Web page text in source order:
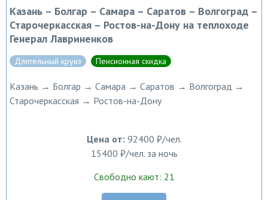
Казань – Болгар – Самара – Саратов – Волгоград –
Старочеркасская – Ростов-на-Дону на теплоходе
Генерал Лавриненков
Длительный круиз Пенсионная скидка
Казань → Болгар → Самара → Саратов → Волгоград →
Старочеркасская → Ростов-на-Дону
Цена от: 92400 ₽/чел.
15400 ₽/чел. за ночь
Свободно кают: 21